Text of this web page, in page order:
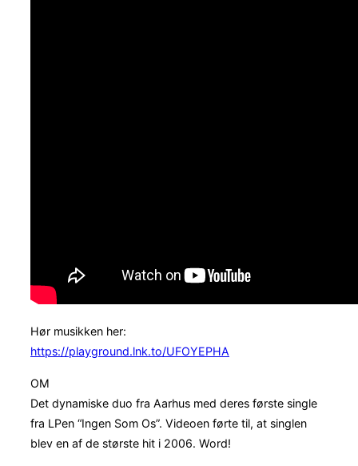
Hør musikken her:
https://playground.lnk.to/UFOYEPHA
OM
Det dynamiske duo fra Aarhus med deres første single
fra LPen “Ingen Som Os”. Videoen førte til, at singlen
blev en af de største hit i 2006. Word!